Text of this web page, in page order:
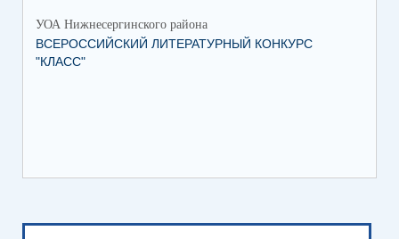
УОА Нижнесергинского района
ВСЕРОССИЙСКИЙ ЛИТЕРАТУРНЫЙ КОНКУРС
"КЛАСС"